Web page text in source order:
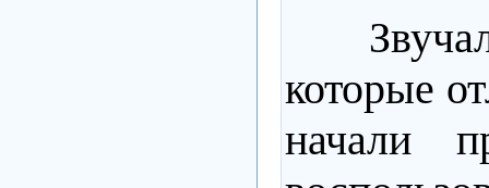
Звучала
которые
начали